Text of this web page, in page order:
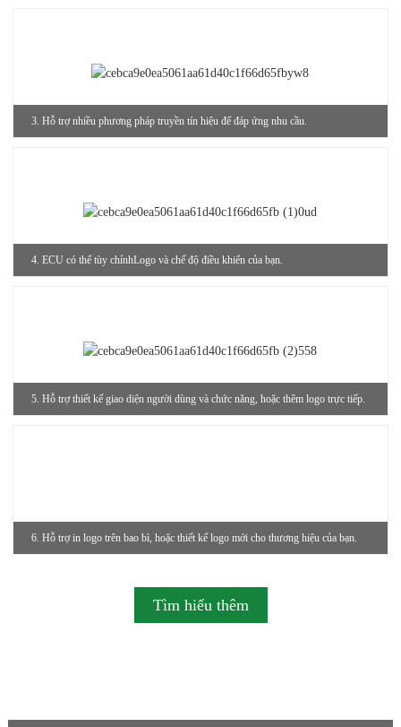
3. Hỗ trợ nhiều phương pháp truyền tín hiệu để đáp ứng nhu cầu.
4. ECU có thể tùy chỉnhLogo và chế độ điều khiển của bạn.
5. Hỗ trợ thiết kế giao diện người dùng và chức năng, hoặc thêm logo trực tiếp.
6. Hỗ trợ in logo trên bao bì, hoặc thiết kế logo mới cho thương hiệu của bạn.
Tìm hiểu thêm